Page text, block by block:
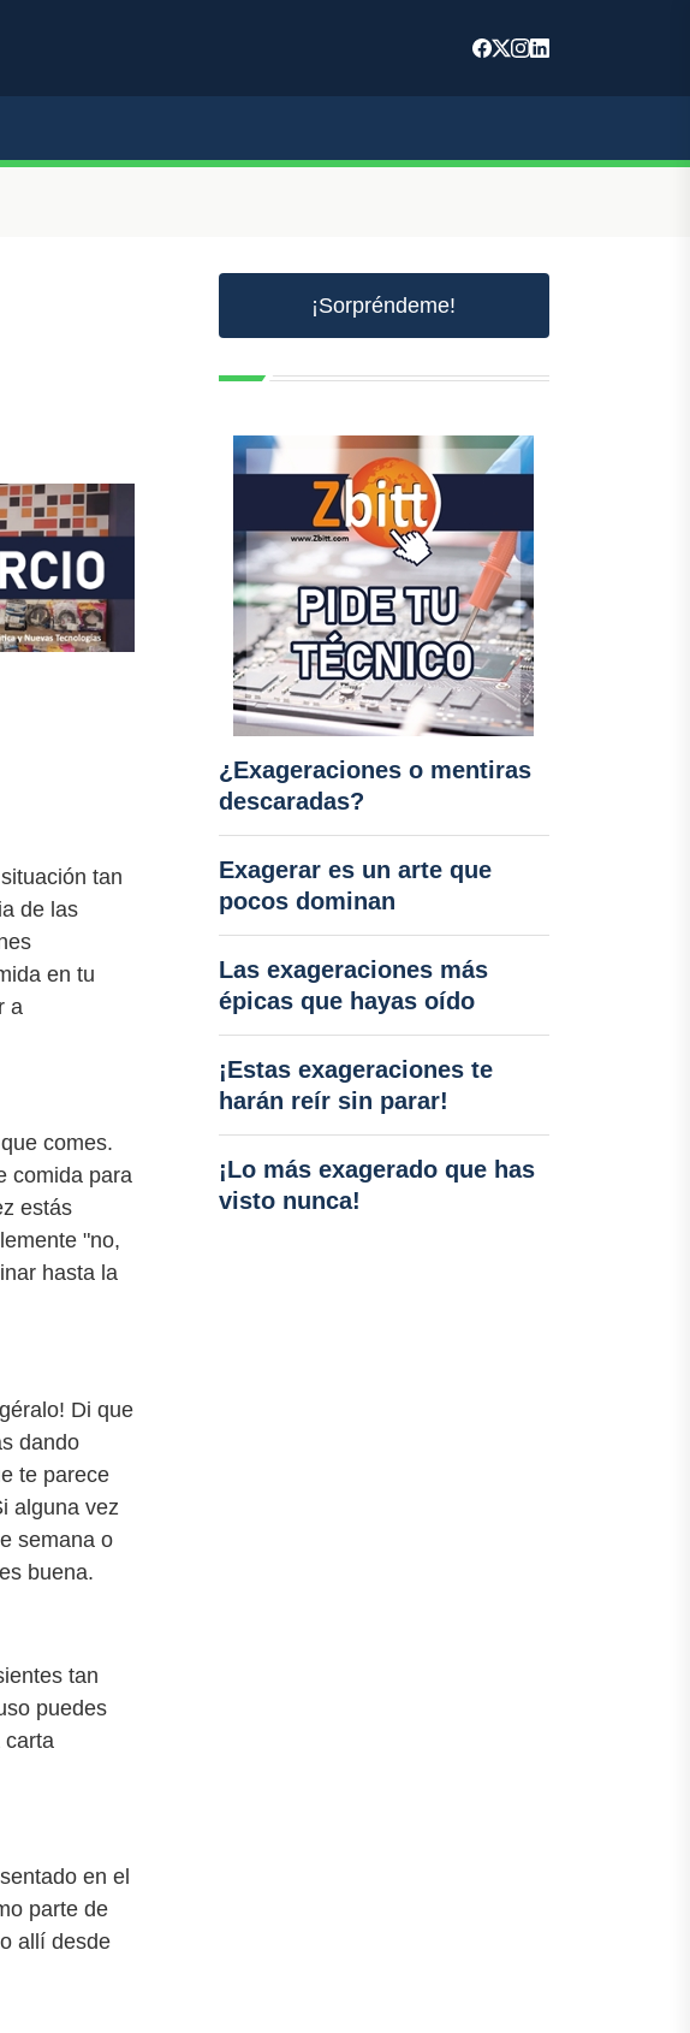
tan
de las
en tu
a
comes.
comida para
estás
"no,
hasta la
Di que
dando
te parece
alguna vez
semana o
buena.
tan
puedes
carta
en el
parte de
allí desde
¡Sorpréndeme!
¿Exageraciones o mentiras
descaradas?
Exagerar es un arte que
pocos dominan
Las exageraciones más
épicas que hayas oído
¡Estas exageraciones te
harán reír sin parar!
¡Lo más exagerado que has
visto nunca!